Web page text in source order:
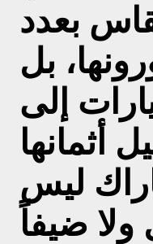
بعدد
بل
إلى
أثمانها
ليس
ضيفاً